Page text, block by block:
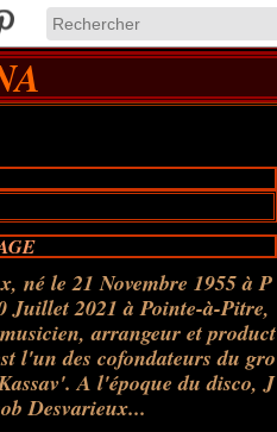
né le 21 Novembre 1955 à P
Juillet 2021 à Pointe-à-Pitre,
arrangeur et product
l'un des cofondateurs du gro
A l'époque du disco, J
Desvarieux...